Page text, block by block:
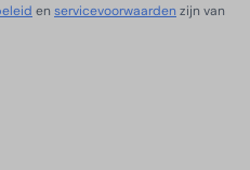
en servicevoorwaarden zijn van